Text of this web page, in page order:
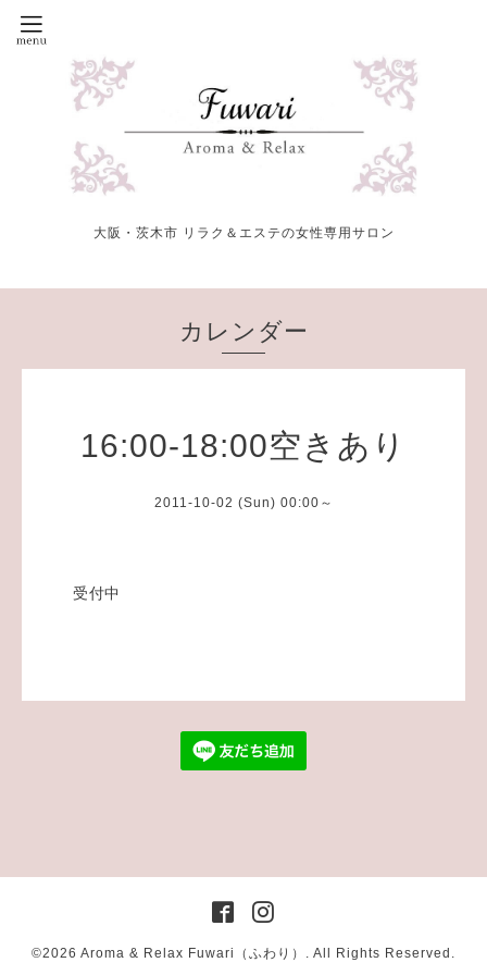
大阪・茨木市 リラク＆エステの女性専用サロン
カレンダー
16:00-18:00空きあり
2011-10-02 (Sun) 00:00～
受付中
©2026 Aroma & Relax Fuwari（ふわり） . All Rights Reserved.